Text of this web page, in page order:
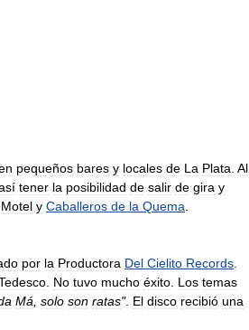
pequeños bares y locales de La Plata Al
tener la posibilidad de salir de gira y
Motel y Caballeros de la Quema
por la Productora Del Cielito Records
No tuvo mucho éxito Los temas
Má solo son ratas". El disco recibió una